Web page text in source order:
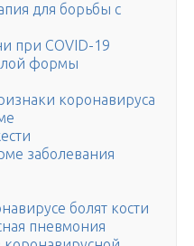
для борьбы с
при COVID-19
формы
коронавируса
заболевания
болят кости
пневмония